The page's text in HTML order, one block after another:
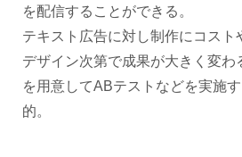
を配信することができる。
テキスト広告に対し制作にコスト
デザイン次第で成果が大きく変わ
を用意してABテストなどを実施
的。